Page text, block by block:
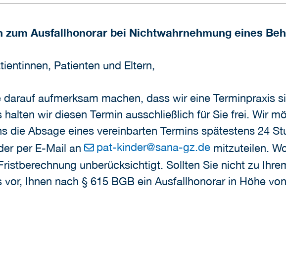
zum Ausfallhonorar bei Nichtwahrnehmung eines
Patienten und Eltern,
aufmerksam machen, dass wir eine Terminpraxis
halten wir diesen Termin ausschließlich für Sie frei. Wir
die Absage eines vereinbarten Termins spätestens 24
per E-Mail an
pat-kinder@sana-gz.de mitzuteilen.
unberücksichtigt. Sollten Sie nicht zu
vor, Ihnen nach § 615 BGB ein Ausfallhonorar in Höhe